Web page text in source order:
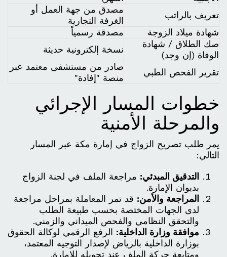
تعريف بالراتب
مصدق من جهة العمل أو
الغرفة التجارية
شهادة ميلاد الزوجة
مصدقة رسمياً
صك الطلاق / شهادة
الوفاة (إن وجد)
نسخة إلكترونية حديثة
تقرير الفحص الطبي
صادر من مستشفى معتمد عبر
منصة "إفادة"
خطوات المسار الإجرائي
والمرحلة الأمنية
يمر طلب تصريح الزواج في إمارة مكة عبر المسار
التالي:
التدقيق المبدئي: مراجعة الملف في لجنة الزواج
بديوان الإمارة.
المراجعة والأمن: قد تمر المعاملة بمراحل مراجعة
لدى الجهات المختصة بحسب طبيعة الطلب
والتحقق النظامي والفحص الميداني والزمني.
موافقة وزارة الداخلية: الرفع الرقمي لوكالة الحقوق
بوزارة الداخلية بالرياض لإصدار التوجيه المعتمد،
ومتابعة حركة الملف عند تحويله للإمارة.